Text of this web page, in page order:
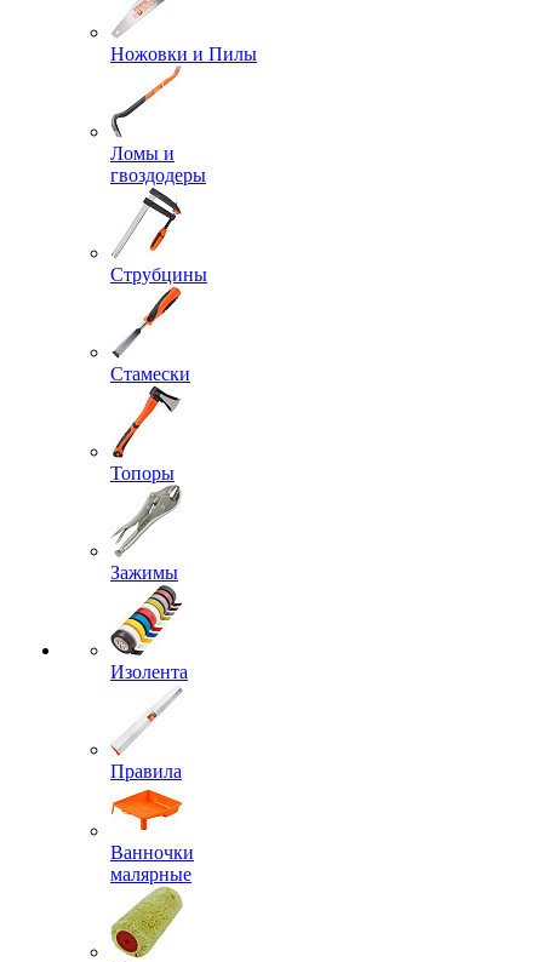
Ножовки и Пилы
Ломы и
гвоздодеры
Струбцины
Стамески
Топоры
Зажимы
Изолента
Правила
Ванночки
малярные